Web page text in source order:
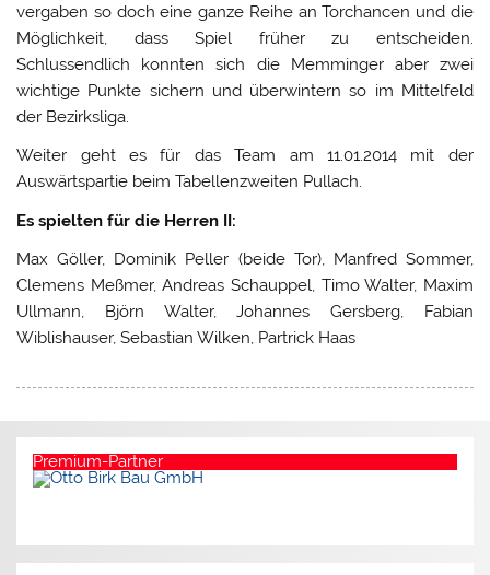
vergaben so doch eine ganze Reihe an Torchancen und die
Möglichkeit, dass Spiel früher zu entscheiden.
Schlussendlich konnten sich die Memminger aber zwei
wichtige Punkte sichern und überwintern so im Mittelfeld
der Bezirksliga.
Weiter geht es für das Team am 11.01.2014 mit der
Auswärtspartie beim Tabellenzweiten Pullach.
Es spielten für die Herren II:
Max Göller, Dominik Peller (beide Tor), Manfred Sommer,
Clemens Meßmer, Andreas Schauppel, Timo Walter, Maxim
Ullmann, Björn Walter, Johannes Gersberg, Fabian
Wiblishauser, Sebastian Wilken, Partrick Haas
Premium-Partner